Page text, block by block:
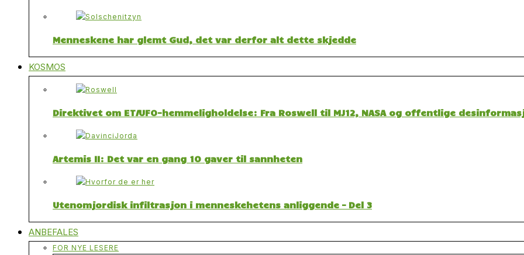
Menneskene har glemt Gud, det var derfor alt dette skjedde
KOSMOS
Direktivet om ET/UFO-hemmeligholdelse: Fra Roswell til MJ12, NASA og offentlige
Artemis II: Det var en gang 10 gaver til sannheten
Utenomjordisk infiltrasjon i menneskehetens anliggende – Del 3
ANBEFALES
FOR NYE LESERE